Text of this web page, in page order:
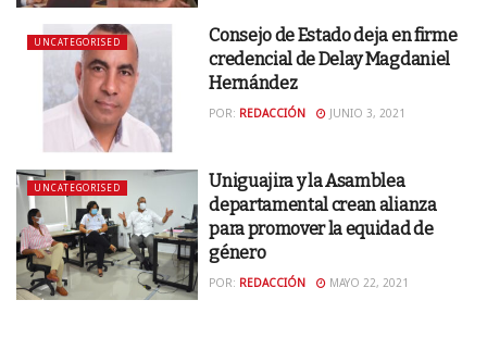
UNCATEGORISED
Consejo de Estado deja en firme
credencial de Delay Magdaniel
Hernández
POR: REDACCIÓN JUNIO 3, 2021
UNCATEGORISED
Uniguajira y la Asamblea
departamental crean alianza
para promover la equidad de
género
POR: REDACCIÓN MAYO 22, 2021